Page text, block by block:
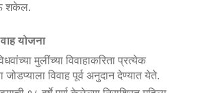
शकेल.
योजना
मुलींच्या विवाहाकरिता प्रत्येक
जोडप्याला विवाह पूर्व अनुदान देण्यात येते.